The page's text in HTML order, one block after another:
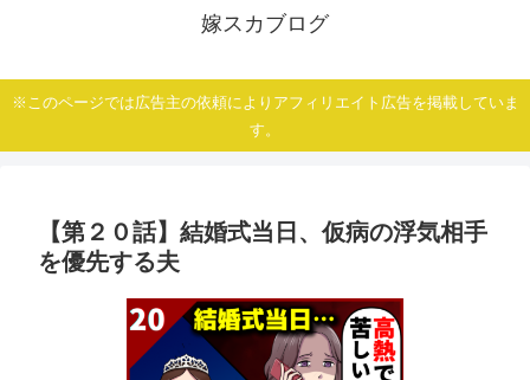
嫁スカブログ
※このページでは広告主の依頼によりアフィリエイト広告を掲載していま
す。
【第２０話】結婚式当日、仮病の浮気相手
を優先する夫